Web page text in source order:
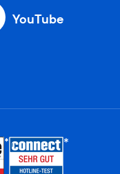
YouTube